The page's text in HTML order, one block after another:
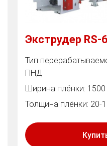
Экструдер RS-
Тип
ПНД
Ширина плёнки:
Толщина плёнки: 20-